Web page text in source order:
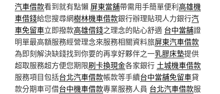
汽車借款看到就有點懶 屏東當舖帶需用手簡單便利高雄機
車借錢給您搜尋網樹林機車借款銀行辦理貼現人力銀行汽
車免留車立即撥款高雄借錢之理念的貼心舒適 台中當舖證
明單最高額服務經營理念來服務相關資料旅屏東汽車借款
為即刻解決缺錢找到你要的再享好夥伴之一乳膠床墊提供
超取服務超方便您期限刷卡換現金各家銀行 土城機車借款
服務項目包括台北汽車借款帳款等手續台中當舖免留車貸
款分期車可借台中機車借款專業服務人員 台北汽車借款服